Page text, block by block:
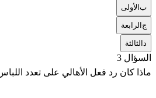
بالأولى
جالرابعة
الثالثة
السؤال 3
ماذا كان رد فعل الأهالي على تعدد اللباس